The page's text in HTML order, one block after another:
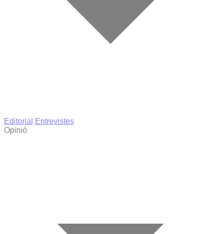
Editorial
Entrevistes
Opinió